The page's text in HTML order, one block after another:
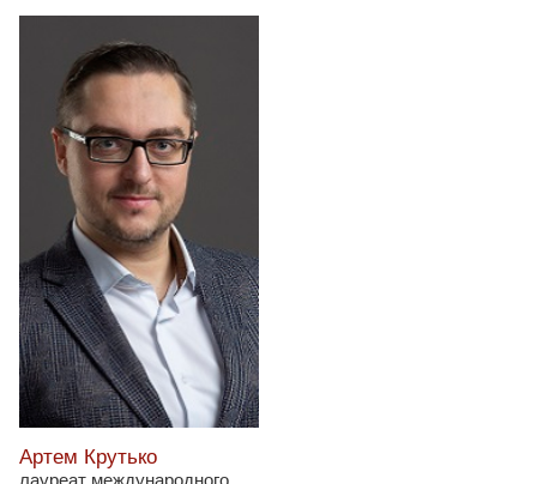
Артем Крутько